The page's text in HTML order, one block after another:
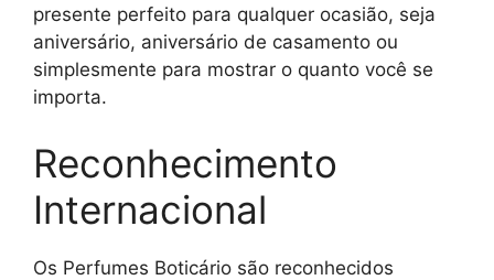
presente perfeito para qualquer ocasião, seja
aniversário, aniversário de casamento ou
simplesmente para mostrar o quanto você se
importa.
Reconhecimento
Internacional
Os Perfumes Boticário são reconhecidos